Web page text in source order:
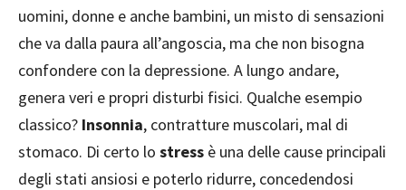
uomini, donne e anche bambini, un misto di sensazioni
che va dalla paura all’angoscia, ma che non bisogna
confondere con la depressione. A lungo andare,
genera veri e propri disturbi fisici. Qualche esempio
classico? Insonnia, contratture muscolari, mal di
stomaco. Di certo lo stress è una delle cause principali
degli stati ansiosi e poterlo ridurre, concedendosi